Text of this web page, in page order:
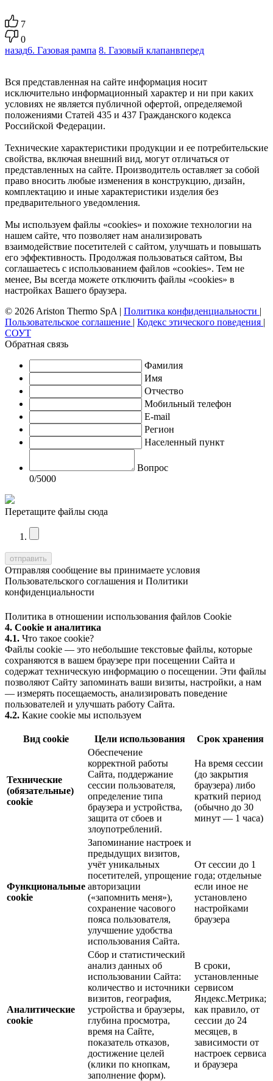
7
0
назад6. Газовая рампа 8. Газовый клапанвперед
Вся представленная на сайте информация носит
исключительно информационный характер и ни при каких
условиях не является публичной офертой, определяемой
положениями Статей 435 и 437 Гражданского кодекса
Российской Федерации.
Технические характеристики продукции и ее потребительские
свойства, включая внешний вид, могут отличаться от
представленных на сайте. Производитель оставляет за собой
право вносить любые изменения в конструкцию, дизайн,
комплектацию и иные характеристики изделия без
предварительного уведомления.
Мы используем файлы «cookies» и похожие технологии на
нашем сайте, что позволяет нам анализировать
взаимодействие посетителей с сайтом, улучшать и повышать
его эффективность. Продолжая пользоваться сайтом, Вы
соглашаетесь с использованием файлов «cookies». Тем не
менее, Вы всегда можете отключить файлы «cookies» в
настройках Вашего браузера.
© 2026 Ariston Thermo SpA | Политика конфиденциальности |
Пользовательское соглашение | Кодекс этического поведения |
СОУТ
Обратная связь
Фамилия
Имя
Отчество
Мобильный телефон
E-mail
Регион
Населенный пункт
Вопрос
0/5000
Перетащите файлы сюда
Отправляя сообщение вы принимаете условия
Пользовательского соглашения и Политики
конфиденциальности
Политика в отношении использования файлов Cookie
4. Cookie и аналитика
4.1. Что такое cookie?
Файлы cookie — это небольшие текстовые файлы, которые
сохраняются в вашем браузере при посещении Сайта и
содержат техническую информацию о посещении. Эти файлы
позволяют Сайту запоминать ваши визиты, настройки, а нам
— измерять посещаемость, анализировать поведение
пользователей и улучшать работу Сайта.
4.2. Какие cookie мы используем
Вид cookie Цели использования Срок хранения
Технические
(обязательные)
cookie
Обеспечение
корректной работы
Сайта, поддержание
сессии пользователя,
определение типа
браузера и устройства,
защита от сбоев и
злоупотреблений.
На время сессии
(до закрытия
браузера) либо
краткий период
(обычно до 30
минут — 1 часа)
Функциональные
cookie
Запоминание настроек и
предыдущих визитов,
учёт уникальных
посетителей, упрощение
авторизации
(«запомнить меня»),
сохранение часового
пояса пользователя,
улучшение удобства
использования Сайта.
От сессии до 1
года; отдельные
если иное не
установлено
настройками
браузера
Аналитические
cookie
Сбор и статистический
анализ данных об
использовании Сайта:
количество и источники
визитов, география,
устройства и браузеры,
глубина просмотра,
время на Сайте,
показатель отказов,
достижение целей
(клики по кнопкам,
заполнение форм).
В сроки,
установленные
сервисом
Яндекс.Метрика;
как правило, от
сессии до 24
месяцев, в
зависимости от
настроек сервиса
и браузера